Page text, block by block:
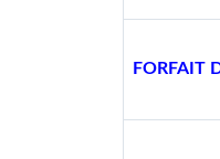
FORFAIT